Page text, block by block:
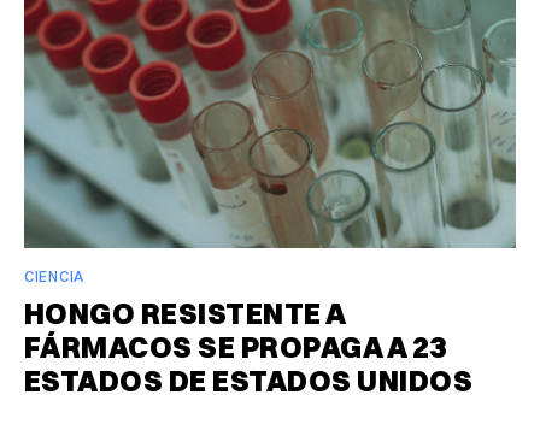
CIENCIA
HONGO RESISTENTE A
FÁRMACOS SE PROPAGA A 23
ESTADOS DE ESTADOS UNIDOS